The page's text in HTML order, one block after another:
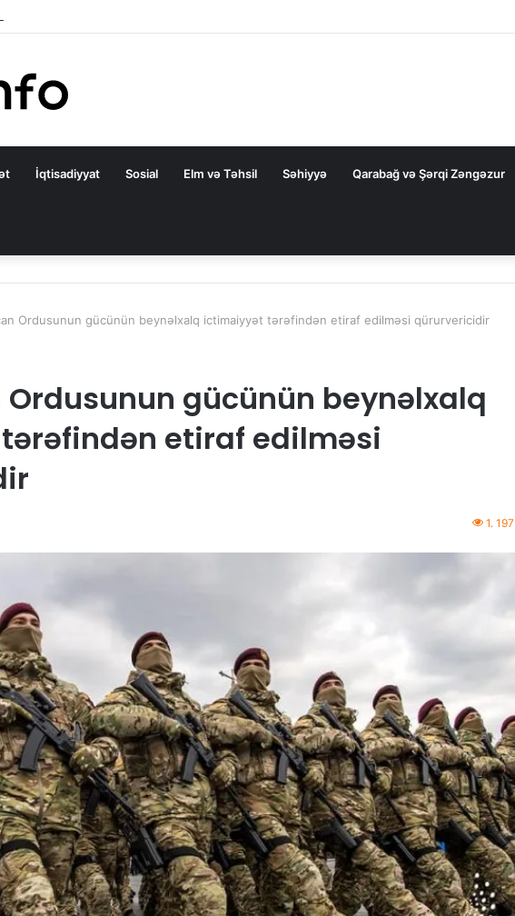
İqtisadiyyat Sosial Elm və Təhsil Səhiyyə Qarabağ və Şərqi Zəngəzur
Ordusunun gücünün beynəlxalq ictimaiyyət tərəfindən etiraf edilməsi qürurvericidir
gücünün beynəlxalq
etiraf edilməsi
1. 197